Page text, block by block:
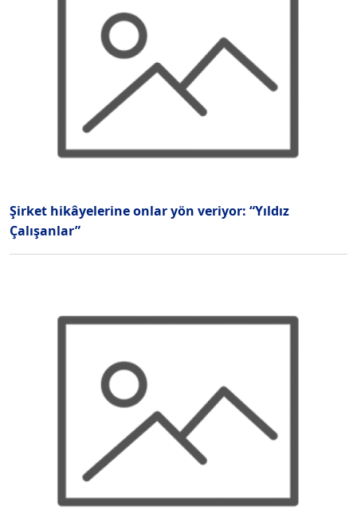
Şirket hikâyelerine onlar yön veriyor: “Yıldız
Çalışanlar”